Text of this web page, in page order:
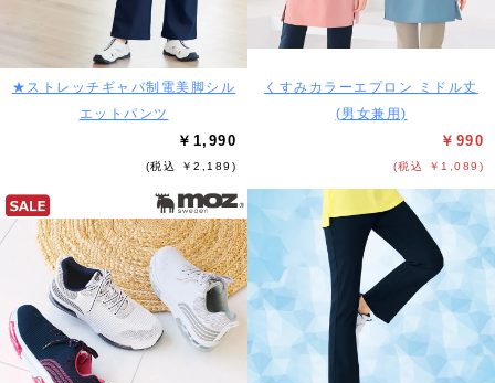
★ストレッチギャバ制電美脚シル
エットパンツ
￥1,990
(税込 ￥2,189)
くすみカラーエプロン ミドル丈
(男女兼用)
￥990
(税込 ￥1,089)